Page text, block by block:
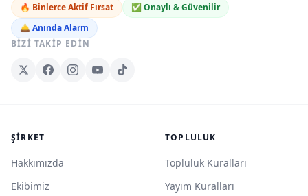
🔥 Binlerce Aktif Fırsat
✅ Onaylı & Güvenilir
🛎️ Anında Alarm
BIZI TAKIP EDIN
ŞIRKET
Hakkımızda
Ekibimiz
TOPLULUK
Topluluk Kuralları
Yayım Kuralları